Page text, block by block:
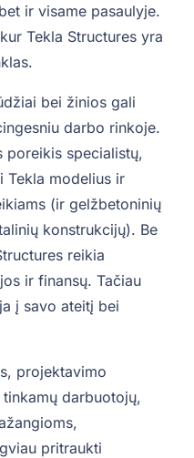
ir visame pasaulyje.
Tekla Structures yra
bei žinios gali
darbo rinkoje.
poreikis specialistų,
Tekla modelius ir
(ir gelžbetoninių
konstrukcijų). Be
reikia
ir finansų. Tačiau
į savo ateitį bei
projektavimo
darbuotojų,
pritraukti